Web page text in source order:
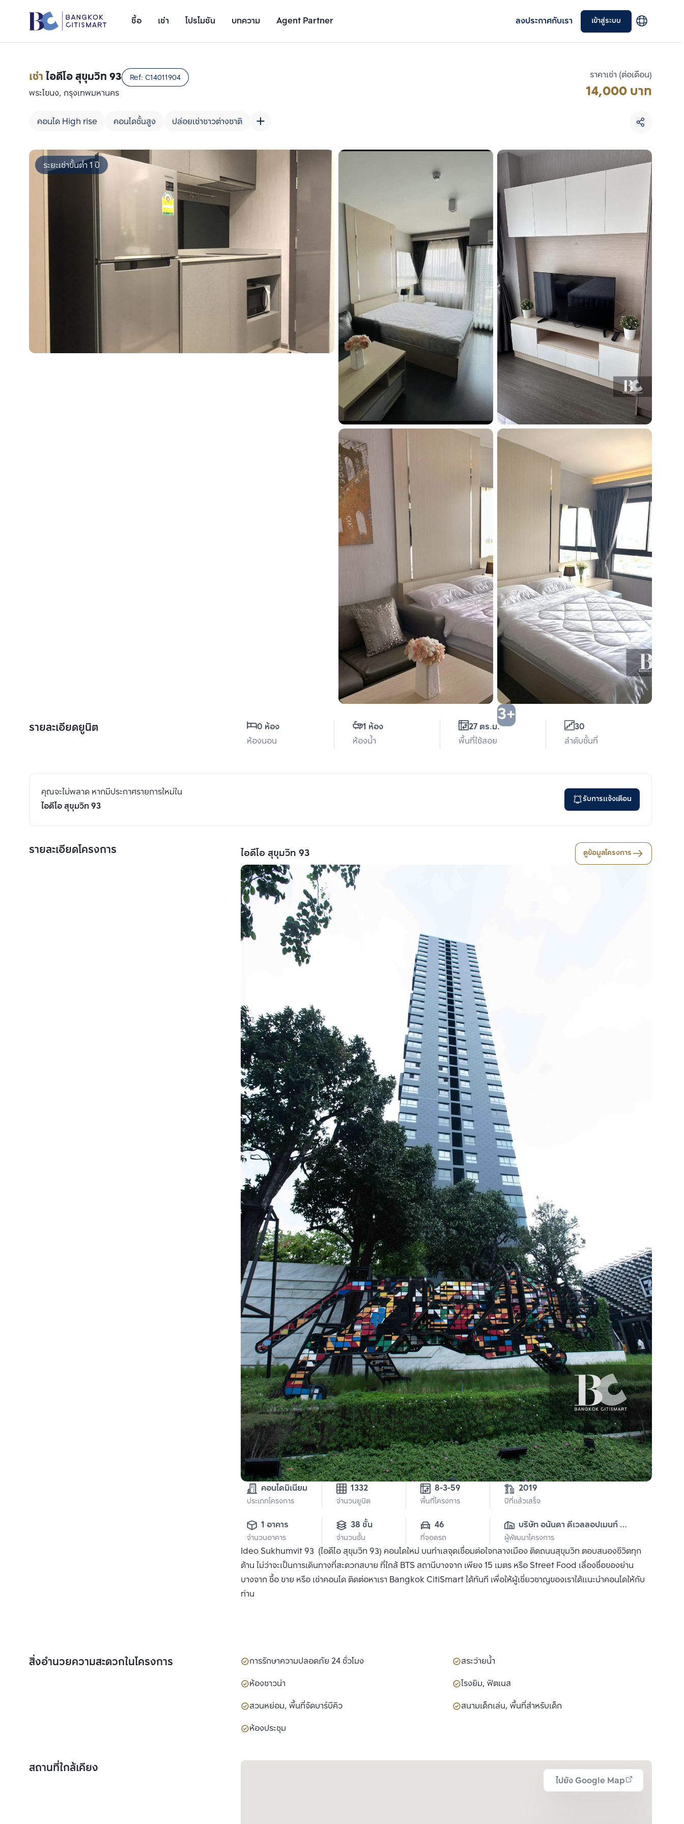
ซื้อ เช่า โปรโมชัน บทความ Agent Partner ลงประกาศกับเรา เข้าสู่ระบบ
รายละเอียดยูนิต
เช่าไอดีโอ สุขุมวิท 93 Ref: C14011904
พระโขนง, กรุงเทพมหานคร
คอนโด High rise คอนโดชั้นสูง ปล่อยเช่าชาวต่างชาติ
ราคาเช่า (ต่อเดือน)
14,000 บาท
3+
ระยะเช่าขั้นต่ำ 1 ปี
รายละเอียดยูนิต
0 ห้อง
ห้องนอน
1 ห้อง
ห้องน้ำ
27 ตร.ม.
พื้นที่ใช้สอย
30
ลำดับชั้นที่
คุณจะไม่พลาด หากมีประกาศรายการใหม่ใน
ไอดีโอ สุขุมวิท 93
รับการแจ้งเตือน
รายละเอียดโครงการ ไอดีโอ สุขุมวิท 93 ดูข้อมูลโครงการ
คอนโดมิเนียม
ประเภทโครงการ
1332
จำนวนยูนิต
8-3-59
พื้นที่โครงการ
2019
ปีที่แล้วเสร็จ
1 อาคาร
จำนวนอาคาร
38 ชั้น
จำนวนชั้น
46
ที่จอดรถ
บริษัท อนันดา ดีเวลลอปเมนท์
จำกัด (มหาชน)
ผู้พัฒนาโครงการ
Ideo Sukhumvit 93 (ไอดีโอ สุขุมวิท 93) คอนโดใหม่ บนทำเลจุดเชื่อมต่อใจกลางเมือง ติดถนนสุขุมวิท ตอบสนองชีวิตทุก
ด้าน ไม่ว่าจะเป็นการเดินทางที่สะดวกสบาย ที่ใกล้ BTS สถานีบางจาก เพียง 15 เมตร หรือ Street Food เลื่องชื่อของย่าน
บางจาก ซื้อ ขาย หรือ เช่าคอนโด ติดต่อหาเรา Bangkok CitiSmart ได้ทันที เพื่อให้ผู้เชี่ยวชาญของเราได้แนะนำคอนโดให้กับ
ท่าน
สิ่งอำนวยความสะดวกในโครงการ การรักษาความปลอดภัย 24 ชั่วโมง
สระว่ายน้ำ
ห้องซาวน่า
โรงยิม, ฟิตเนส
สวนหย่อม, พื้นที่จัดบาร์บีคิว
สนามเด็กเล่น, พื้นที่สำหรับเด็ก
ห้องประชุม
สถานที่ใกล้เคียง
ไปยัง Google Map
เพิ่มยูนิตเปรียบเทียบ
รายการที่ 2
เพิ่มยูนิตเปรียบเทียบ
เลือกยูนิตเพื่อเปรียบเทียบ
เลือกได้สูงสุด 3 รายการ
เปรียบเทียบ
ลบทั้งหมด